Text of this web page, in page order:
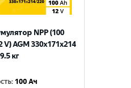
NPP (100
V) AGM 330x171x214
кг
: 100 Ач